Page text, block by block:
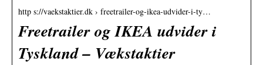
http s://vaekstaktier.dk › freetrailer-og-ikea-udvider-i-ty…
Freetrailer og IKEA udvider i
Tyskland – Vækstaktier